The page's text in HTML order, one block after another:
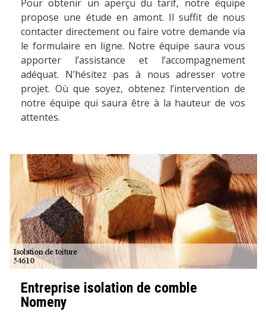
Pour obtenir un aperçu du tarif, notre équipe
propose une étude en amont. Il suffit de nous
contacter directement ou faire votre demande via
le formulaire en ligne. Notre équipe saura vous
apporter l’assistance et l’accompagnement
adéquat. N’hésitez pas à nous adresser votre
projet. Où que soyez, obtenez l’intervention de
notre équipe qui saura être à la hauteur de vos
attentes.
Entreprise isolation de comble
Nomeny